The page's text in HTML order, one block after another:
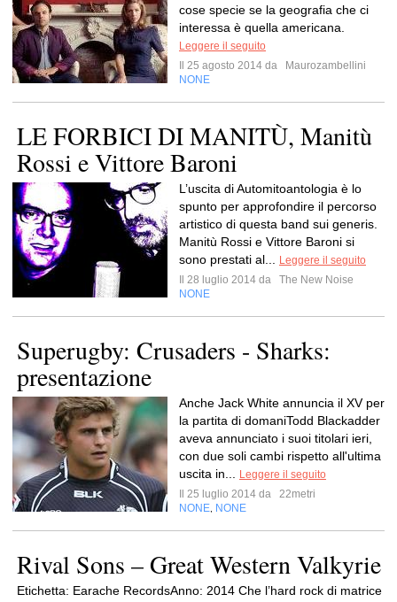
cose specie se la geografia che ci
interessa è quella americana.
Leggere il seguito
Il 25 agosto 2014 da
Maurozambellini
NONE
LE FORBICI DI MANITÙ, Manitù
Rossi e Vittore Baroni
L’uscita di Automitoantologia è lo
spunto per approfondire il percorso
artistico di questa band sui generis.
Manitù Rossi e Vittore Baroni si
sono prestati al...
Leggere il seguito
Il 28 luglio 2014 da
The New Noise
NONE
Superugby: Crusaders - Sharks:
presentazione
Anche Jack White annuncia il XV per
la partita di domaniTodd Blackadder
aveva annunciato i suoi titolari ieri,
con due soli cambi rispetto all'ultima
uscita in...
Leggere il seguito
Il 25 luglio 2014 da
22metri
NONE NONE
Rival Sons – Great Western Valkyrie
Etichetta: Earache RecordsAnno: 2014 Che l’hard rock di matrice